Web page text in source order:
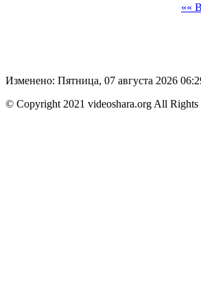
««
Изменено: Пятница, 07 августа 2026
© Copyright 2021 videoshara.org All Rights